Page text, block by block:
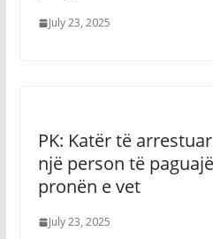
July 23, 2025
PK: Katër të
një person të
pronën e vet
July 23, 2025